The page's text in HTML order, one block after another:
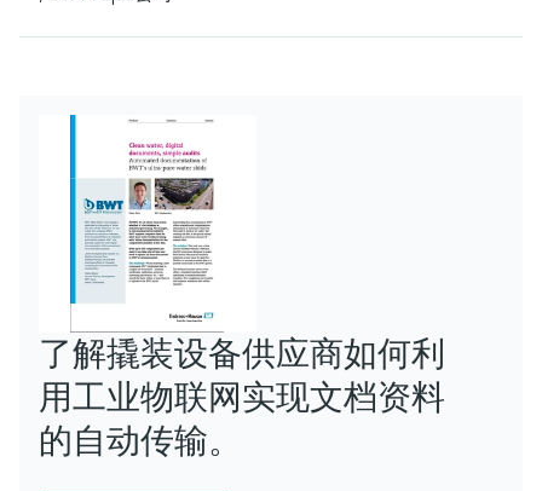
了解撬装设备供应商如何利
用工业物联网实现文档资料
的自动传输。